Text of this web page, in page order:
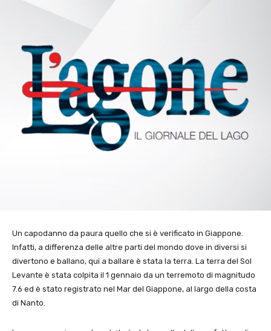
Un capodanno da paura quello che si è verificato in Giappone.
Infatti, a differenza delle altre parti del mondo dove in diversi si
divertono e ballano, qui a ballare è stata la terra. La terra del Sol
Levante è stata colpita il 1 gennaio da un terremoto di magnitudo
7.6 ed è stato registrato nel Mar del Giappone, al largo della costa
di Nanto.